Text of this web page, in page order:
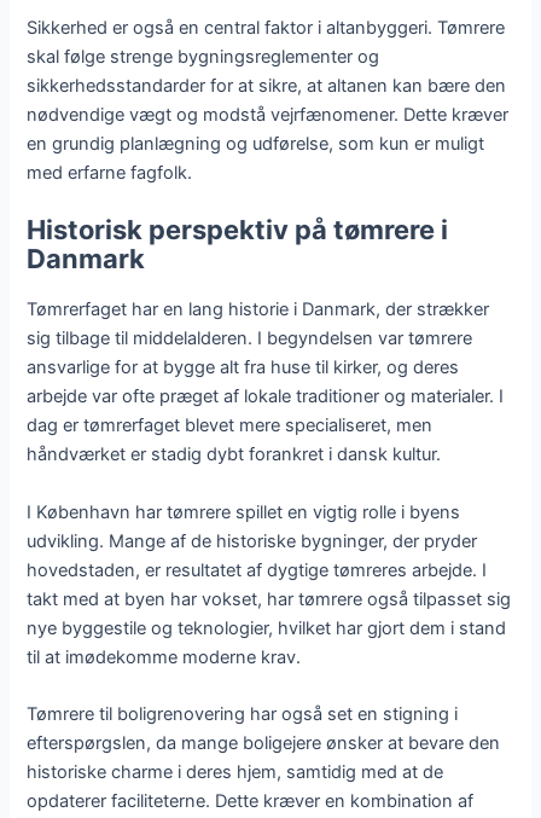
Sikkerhed er også en central faktor i altanbyggeri. Tømrere
skal følge strenge bygningsreglementer og
sikkerhedsstandarder for at sikre, at altanen kan bære den
nødvendige vægt og modstå vejrfænomener. Dette kræver
en grundig planlægning og udførelse, som kun er muligt
med erfarne fagfolk.
Historisk perspektiv på tømrere i
Danmark
Tømrerfaget har en lang historie i Danmark, der strækker
sig tilbage til middelalderen. I begyndelsen var tømrere
ansvarlige for at bygge alt fra huse til kirker, og deres
arbejde var ofte præget af lokale traditioner og materialer. I
dag er tømrerfaget blevet mere specialiseret, men
håndværket er stadig dybt forankret i dansk kultur.
I København har tømrere spillet en vigtig rolle i byens
udvikling. Mange af de historiske bygninger, der pryder
hovedstaden, er resultatet af dygtige tømreres arbejde. I
takt med at byen har vokset, har tømrere også tilpasset sig
nye byggestile og teknologier, hvilket har gjort dem i stand
til at imødekomme moderne krav.
Tømrere til boligrenovering har også set en stigning i
efterspørgslen, da mange boligejere ønsker at bevare den
historiske charme i deres hjem, samtidig med at de
opdaterer faciliteterne. Dette kræver en kombination af